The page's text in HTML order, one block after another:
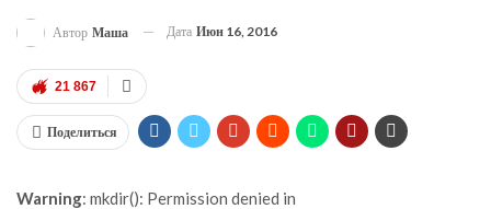
Автор Маша Дата Июн 16, 2016
21 867
Поделиться
Warning: mkdir(): Permission denied in